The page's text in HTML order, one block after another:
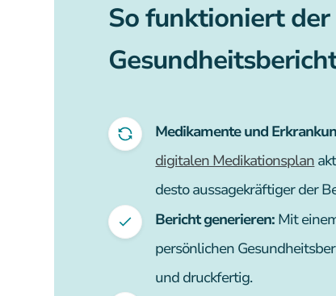
So funktioniert der
Medikamente und
digitalen Medikationsplan
desto aussagekräftiger der
Bericht generieren: Mit
persönlichen
und druckfertig.